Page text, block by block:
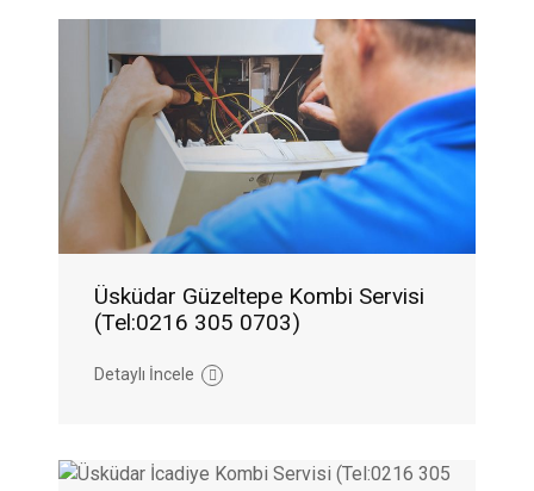
Üsküdar Güzeltepe Kombi Servisi
(Tel:0216 305 0703)
Detaylı İncele